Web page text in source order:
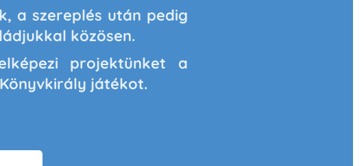
a szereplés után pedig
közösen.
projektünket a
játékot.